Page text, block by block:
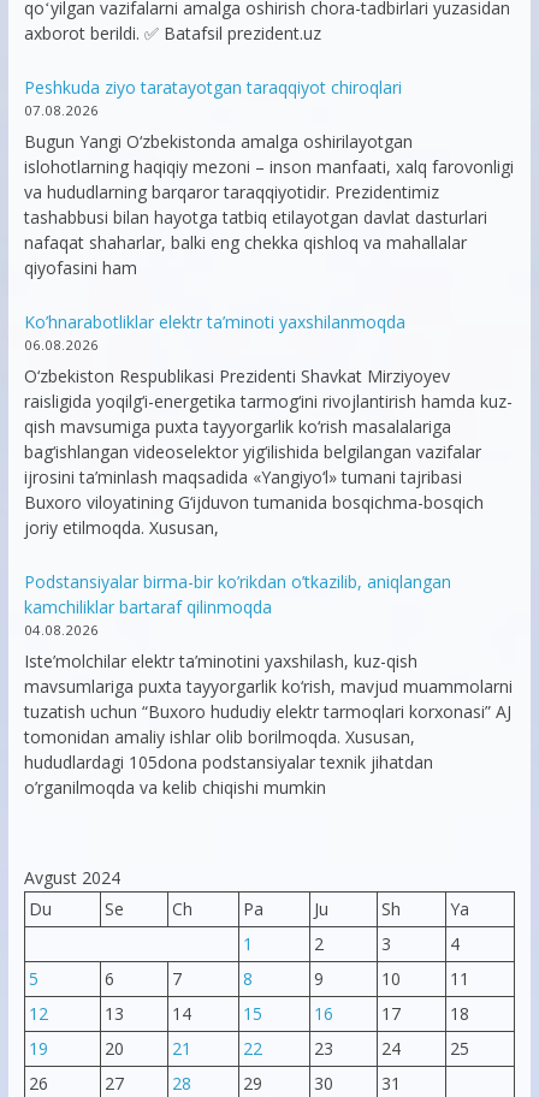
qoʻyilgan vazifalarni amalga oshirish chora-tadbirlari yuzasidan
axborot berildi. ✅ Batafsil prezident.uz
Peshkuda ziyo taratayotgan taraqqiyot chiroqlari
07.08.2026
Bugun Yangi O‘zbekistonda amalga oshirilayotgan
islohotlarning haqiqiy mezoni – inson manfaati, xalq farovonligi
va hududlarning barqaror taraqqiyotidir. Prezidentimiz
tashabbusi bilan hayotga tatbiq etilayotgan davlat dasturlari
nafaqat shaharlar, balki eng chekka qishloq va mahallalar
qiyofasini ham
Ko’hnarabotliklar elektr ta’minoti yaxshilanmoqda
06.08.2026
O‘zbekiston Respublikasi Prezidenti Shavkat Mirziyoyev
raisligida yoqilg‘i-energetika tarmog‘ini rivojlantirish hamda kuz-
qish mavsumiga puxta tayyorgarlik ko‘rish masalalariga
bag‘ishlangan videoselektor yig‘ilishida belgilangan vazifalar
ijrosini ta’minlash maqsadida «Yangiyo‘l» tumani tajribasi
Buxoro viloyatining G‘ijduvon tumanida bosqichma-bosqich
joriy etilmoqda. Xususan,
Podstansiyalar birma-bir ko’rikdan o’tkazilib, aniqlangan
kamchiliklar bartaraf qilinmoqda
04.08.2026
Iste’molchilar elektr ta’minotini yaxshilash, kuz-qish
mavsumlariga puxta tayyorgarlik ko‘rish, mavjud muammolarni
tuzatish uchun “Buxoro hududiy elektr tarmoqlari korxonasi” AJ
tomonidan amaliy ishlar olib borilmoqda. Xususan,
hududlardagi 105dona podstansiyalar texnik jihatdan
o’rganilmoqda va kelib chiqishi mumkin
Avgust 2024
Du
Se Ch Pa Ju Sh
Ya
1
2 3
4
5
6 7 8 9 10
11
12
13 14 15 16 17
18
19
20 21 22 23 24
25
26
27 28 29 30 31